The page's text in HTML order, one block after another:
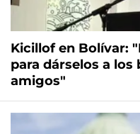
Kicillof en Bolívar:
para dárselos a los
amigos"